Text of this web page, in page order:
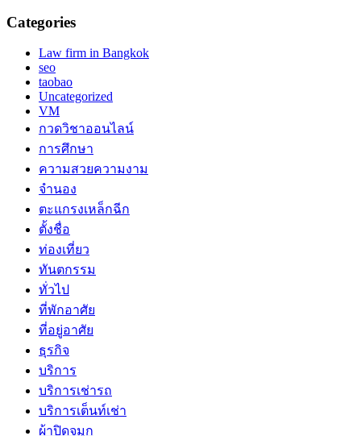
Categories
Law firm in Bangkok
seo
taobao
Uncategorized
VM
กวดวิชาออนไลน์
การศึกษา
ความสวยความงาม
จำนอง
ตะแกรงเหล็กฉีก
ตั้งชื่อ
ท่องเที่ยว
ทันตกรรม
ทั่วไป
ที่พักอาศัย
ที่อยู่อาศัย
ธุรกิจ
บริการ
บริการเช่ารถ
บริการเต็นท์เช่า
ผ้าปิดจมูก